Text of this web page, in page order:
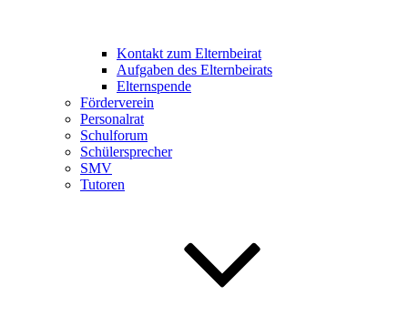
Kontakt zum Elternbeirat
Aufgaben des Elternbeirats
Elternspende
Förderverein
Personalrat
Schulforum
Schülersprecher
SMV
Tutoren